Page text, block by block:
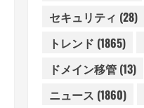
セキュリティ (28)
トレンド (1865)
ドメイン移管(13)
ニュース (1860)